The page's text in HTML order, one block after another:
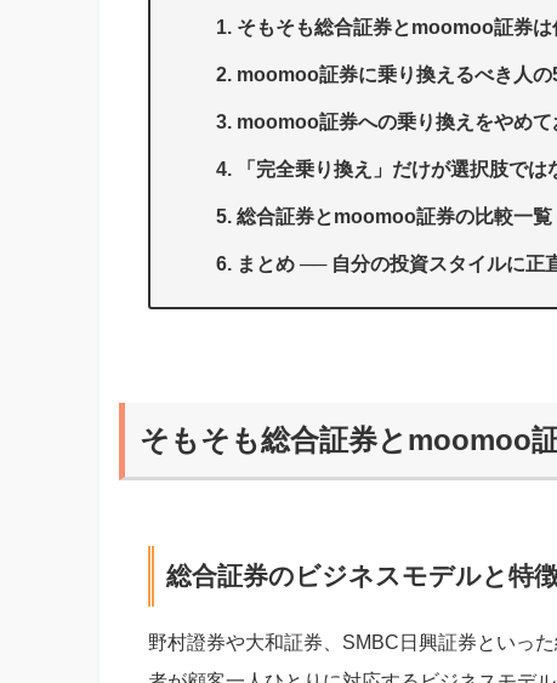
そもそも総合証券とmoomoo証券は
moomoo証券に乗り換えるべき人の
moomoo証券への乗り換えをやめ
「完全乗り換え」だけが選択肢で
総合証券とmoomoo証券の比較一覧
まとめ ── 自分の投資スタイルに正
そもそも総合証券とmoomoo
総合証券のビジネスモデルと特
野村證券や大和証券、SMBC日興証券といっ